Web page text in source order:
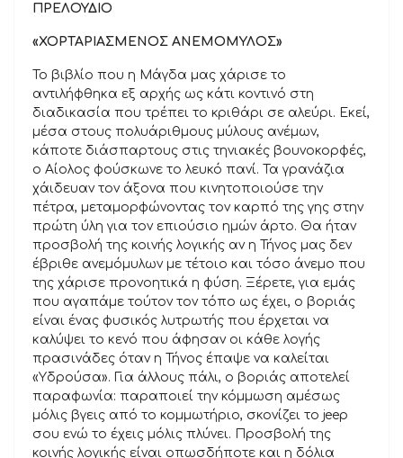
ΠΡΕΛΟΥΔΙΟ
«ΧΟΡΤΑΡΙΑΣΜΕΝΟΣ ΑΝΕΜΟΜΥΛΟΣ»
Το βιβλίο που η Μάγδα μας χάρισε το
αντιλήφθηκα εξ αρχής ως κάτι κοντινό στη
διαδικασία που τρέπει το κριθάρι σε αλεύρι. Εκεί,
μέσα στους πολυάριθμους μύλους ανέμων,
κάποτε διάσπαρτους στις τηνιακές βουνοκορφές,
ο Αίολος φούσκωνε το λευκό πανί. Τα γρανάζια
χάιδευαν τον άξονα που κινητοποιούσε την
πέτρα, μεταμορφώνοντας τον καρπό της γης στην
πρώτη ύλη για τον επιούσιο ημών άρτο. Θα ήταν
προσβολή της κοινής λογικής αν η Τήνος μας δεν
έβριθε ανεμόμυλων με τέτοιο και τόσο άνεμο που
της χάρισε προνοητικά η φύση. Ξέρετε, για εμάς
που αγαπάμε τούτον τον τόπο ως έχει, ο βοριάς
είναι ένας φυσικός λυτρωτής που έρχεται να
καλύψει το κενό που άφησαν οι κάθε λογής
πρασινάδες όταν η Τήνος έπαψε να καλείται
«Υδρούσα». Για άλλους πάλι, ο βοριάς αποτελεί
παραφωνία: παραποιεί την κόμμωση αμέσως
μόλις βγεις από το κομμωτήριο, σκονίζει το jeep
σου ενώ το έχεις μόλις πλύνει. Προσβολή της
κοινής λογικής είναι οπωσδήποτε και η δόλια